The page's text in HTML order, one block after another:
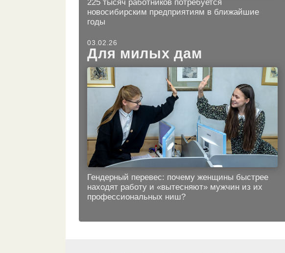
225 тысяч работников потребуется
новосибирским предприятиям в ближайшие
годы
03.02.26
Для милых дам
Гендерный перевес: почему женщины быстрее
находят работу и «вытесняют» мужчин из их
профессиональных ниш?